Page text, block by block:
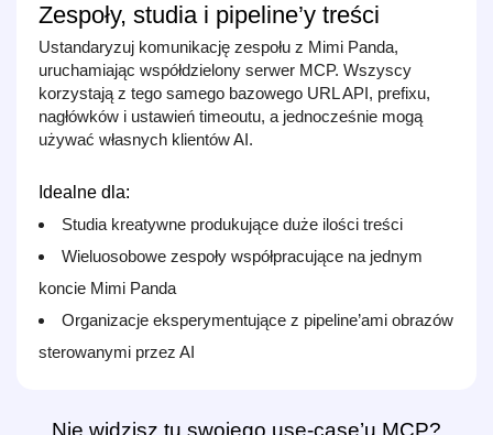
Zespoły, studia i pipeline’y treści
Ustandaryzuj komunikację zespołu z Mimi Panda,
uruchamiając współdzielony serwer MCP. Wszyscy
korzystają z tego samego bazowego URL API, prefixu,
nagłówków i ustawień timeoutu, a jednocześnie mogą
używać własnych klientów AI.
Idealne dla:
Studia kreatywne produkujące duże ilości treści
Wieluosobowe zespoły współpracujące na jednym
koncie Mimi Panda
Organizacje eksperymentujące z pipeline’ami obrazów
sterowanymi przez AI
Nie widzisz tu swojego use‑case’u MCP?